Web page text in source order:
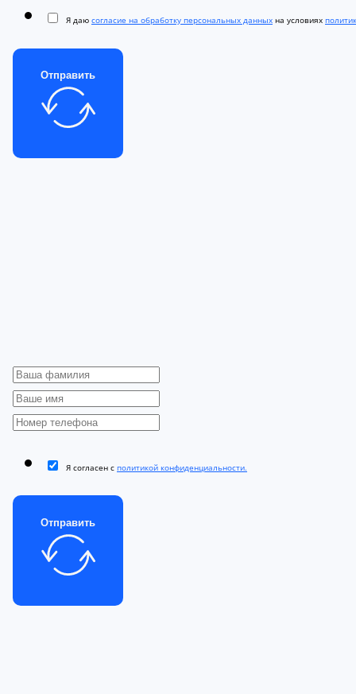
Я даю согласие на обработку персональных данных на условиях
Отправить
Я согласен с политикой конфиденциальности.
Отправить